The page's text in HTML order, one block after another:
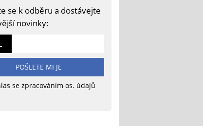
se k odběru a dostávejte
novinky:
POŠLETE MI JE
se zpracováním os. údajů